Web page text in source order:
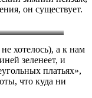
он существует.
хотелось), а к нам
зеленеет, и
платьях»,
что куда ни